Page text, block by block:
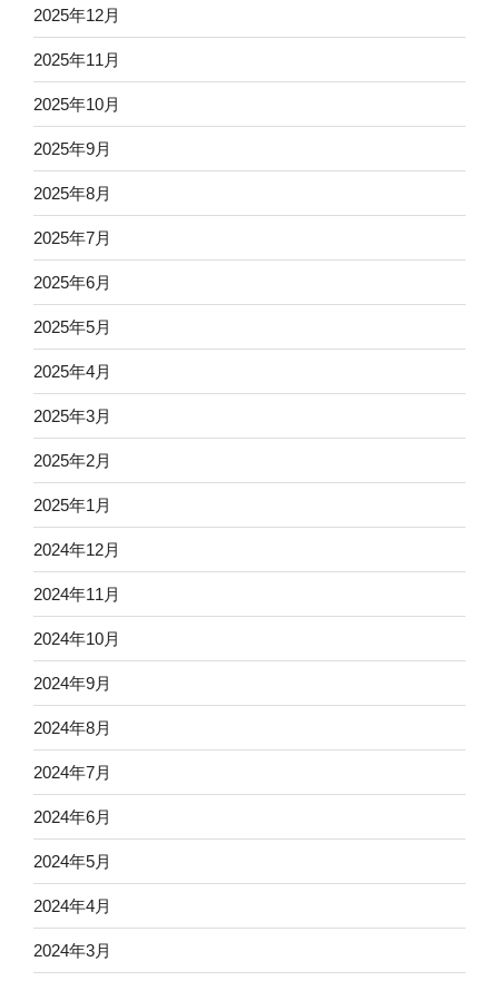
2025年12月
2025年11月
2025年10月
2025年9月
2025年8月
2025年7月
2025年6月
2025年5月
2025年4月
2025年3月
2025年2月
2025年1月
2024年12月
2024年11月
2024年10月
2024年9月
2024年8月
2024年7月
2024年6月
2024年5月
2024年4月
2024年3月